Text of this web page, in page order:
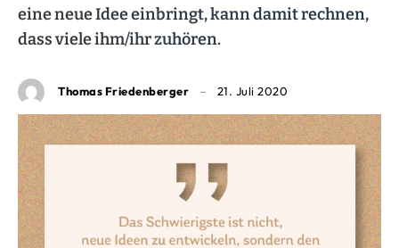
eine neue Idee einbringt, kann damit rechnen,
dass viele ihm/ihr zuhören.
Thomas Friedenberger 21. Juli 2020